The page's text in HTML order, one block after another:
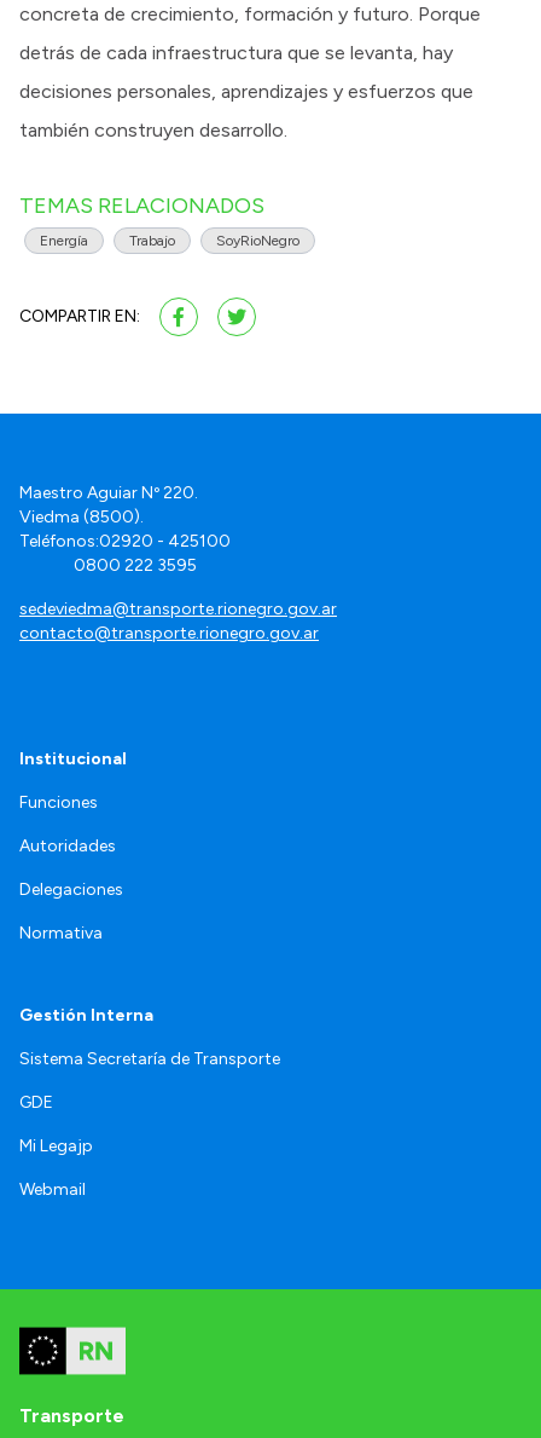
concreta de crecimiento, formación y futuro. Porque
detrás de cada infraestructura que se levanta, hay
decisiones personales, aprendizajes y esfuerzos que
también construyen desarrollo.
TEMAS RELACIONADOS
Energía Trabajo SoyRioNegro
COMPARTIR EN:
Maestro Aguiar Nº 220.
Viedma (8500).
Teléfonos:02920 - 425100
0800 222 3595
sedeviedma@transporte.rionegro.gov.ar
contacto@transporte.rionegro.gov.ar
Institucional
Funciones
Autoridades
Delegaciones
Normativa
Gestión Interna
Sistema Secretaría de Transporte
GDE
Mi Legajp
Webmail
Transporte